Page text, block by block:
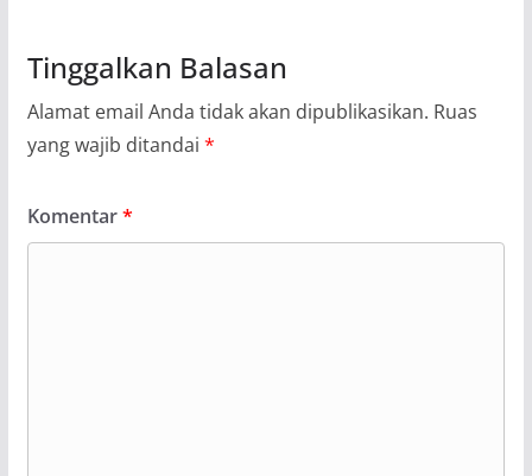
Tinggalkan Balasan
Alamat email Anda tidak akan dipublikasikan. Ruas
yang wajib ditandai *
Komentar*